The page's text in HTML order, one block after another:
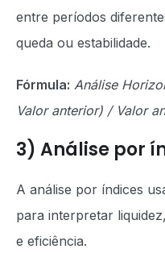
entre períodos
queda ou estabilidade.
Fórmula: Análise
Valor anterior) / Valor
3) Análise por
A análise por índices
para interpretar
e eficiência.